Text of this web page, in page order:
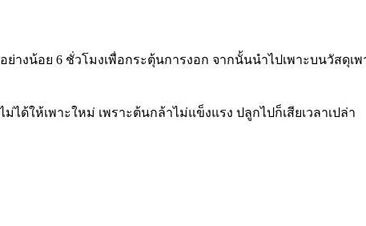
างน้อย 6 ชั่วโมงเพื่อกระตุ้นการงอก จากนั้นนำไปเพาะบนวัสดุเ
ด้ให้เพาะใหม่ เพราะต้นกล้าไม่แข็งแรง ปลูกไปก็เสียเวลาเปล่า